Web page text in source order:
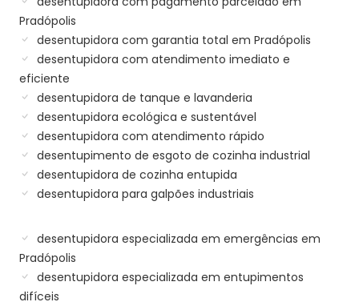
Pradópolis
desentupidora com garantia total em Pradópolis
desentupidora com atendimento imediato e
eficiente
desentupidora de tanque e lavanderia
desentupidora ecológica e sustentável
desentupidora com atendimento rápido
desentupimento de esgoto de cozinha industrial
desentupidora de cozinha entupida
desentupidora para galpões industriais
desentupidora especializada em emergências em
Pradópolis
desentupidora especializada em entupimentos
difíceis